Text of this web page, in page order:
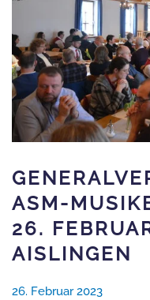
ASM-
26.
AISLINGEN
26. Februar 2023